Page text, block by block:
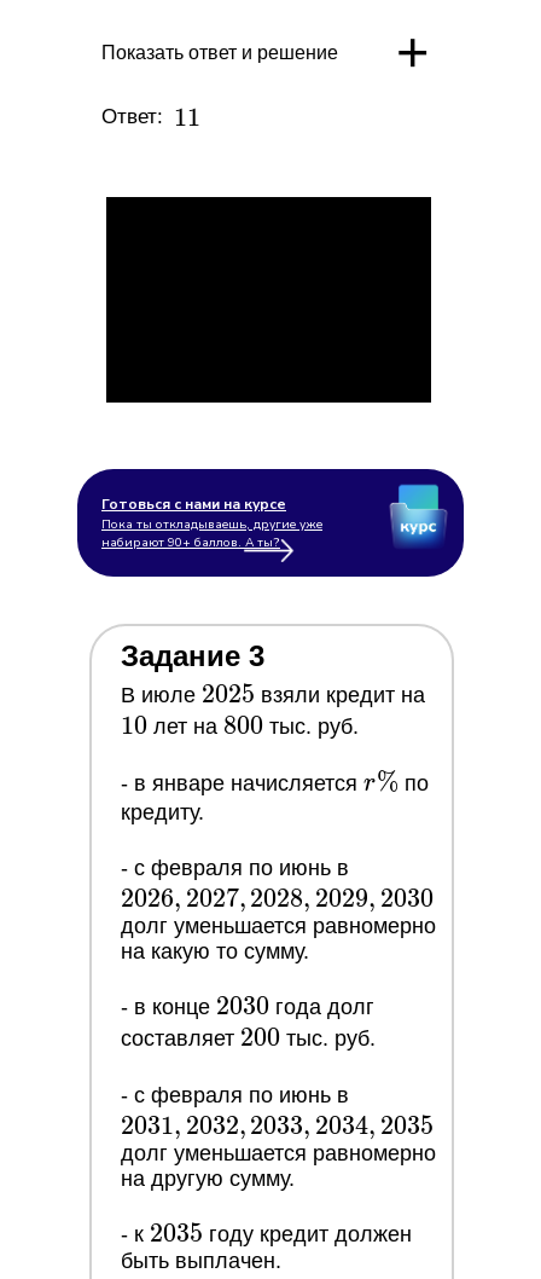
Показать ответ и решение +
Ответ: 11
11
Готовься с нами на курсе
Пока ты откладываешь, другие уже
набирают 90+ баллов. А ты?
Задание 3
В июле 2025
2025 взяли кредит на
10 лет на 800
800 тыс. руб.
- в январе начисляется r\%
r% по
кредиту.
- с февраля по июнь в
2027,
2028,
2026, 2027,2028, 2029, 2030
долг уменьшается равномерно
на какую то сумму.
- в конце 2030
2030 года долг
составляет 200
200 тыс. руб.
- с февраля по июнь в
2032,
2033,
2031, 2032,2033, 2034, 2035
долг уменьшается равномерно
на другую сумму.
- к 2035
2035 году кредит должен
быть выплачен.